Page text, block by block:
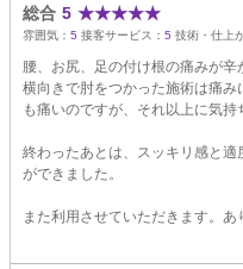
総合 5 ★★★★★
雰囲気： 5 接客サービス： 5 技術・仕上
腰、お尻、足の付け根の痛みが辛
横向きで肘をつかった施術は痛
も痛いのですが、それ以上に気持
終わったあとは、スッキリ感と適
ができました。
また利用させていただきます。あ